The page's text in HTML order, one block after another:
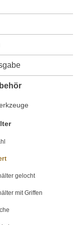
gelocht
mit Griffen